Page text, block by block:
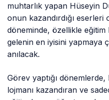
muhtarlık yapan Hüseyin
onun kazandırdığı
döneminde, özellikle eğitim
gelenin en iyisini yapmaya
anılacak.
Görev yaptığı
lojmanı kazandıran ve